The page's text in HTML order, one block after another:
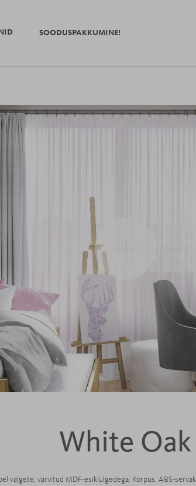
SOODUSPAKKUMINE!
White Oak
valgete, värvitud MDF-esiklülgedega. Korpus, ABS-